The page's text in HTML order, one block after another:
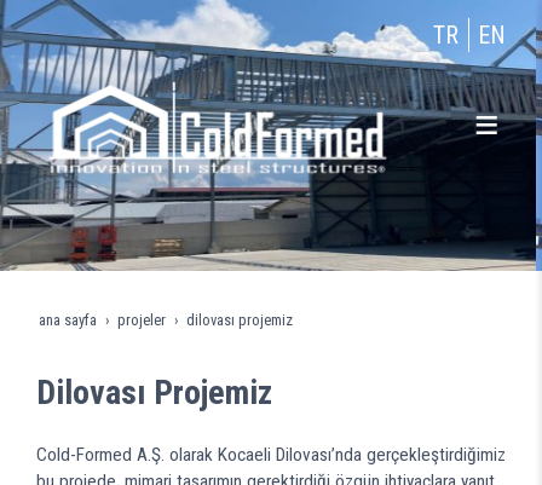
TR EN
ana sayfa projeler dilovası projemiz
Dilovası Projemiz
Cold-Formed A.Ş. olarak Kocaeli Dilovası’nda gerçekleştirdiğimiz